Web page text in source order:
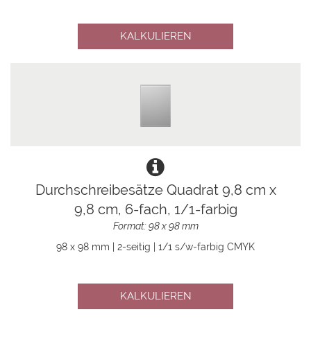
KALKULIEREN
Durchschreibesätze Quadrat 9,8 cm x
9,8 cm, 6-fach, 1/1-farbig
Format: 98 x 98 mm
98 x 98 mm | 2-seitig | 1/1 s/w-farbig CMYK
KALKULIEREN